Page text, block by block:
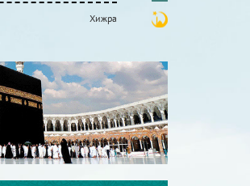
Хижра